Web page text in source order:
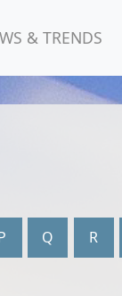
& TRENDS
Q R